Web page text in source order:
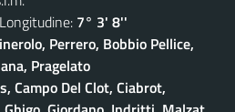
7° 3' 8''
Perrero, Bobbio Pellice,
Pragelato
Campo Del Clot, Ciabrot,